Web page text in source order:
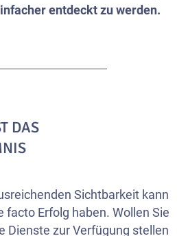
entdeckt zu werden.
DAS
Sichtbarkeit kann
facto Erfolg haben. Wollen Sie
Dienste zur Verfügung stellen